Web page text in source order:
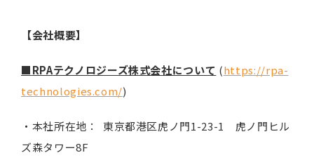
【会社概要】
■RPAテクノロジーズ株式会社について (https://rpa-
technologies.com/)
・本社所在地： 東京都港区虎ノ門1-23-1 虎ノ門ヒル
ズ森タワー8F